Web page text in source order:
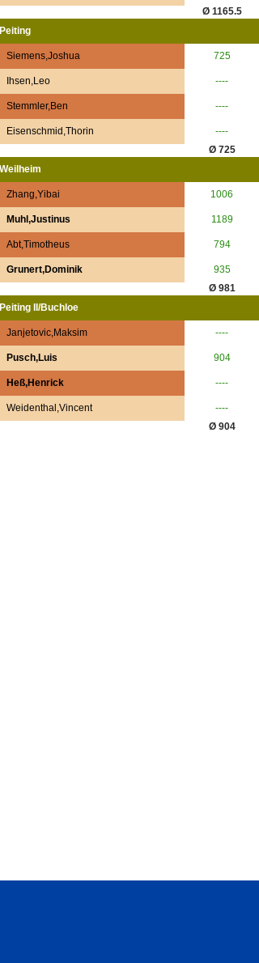
Ø 1165.5
Siemens,Joshua 725
Ihsen,Leo ----
Stemmler,Ben ----
Eisenschmid,Thorin ----
Ø 725
Zhang,Yibai 1006
Muhl,Justinus 1189
Abt,Timotheus 794
Grunert,Dominik 935
Ø 981
II/Buchloe
Janjetovic,Maksim ----
Pusch,Luis 904
Heß,Henrick ----
Weidenthal,Vincent ----
Ø 904